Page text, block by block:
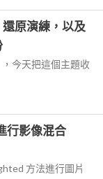
原演練，以及
今天把這個主題收
行影像混合
方法進行圖片